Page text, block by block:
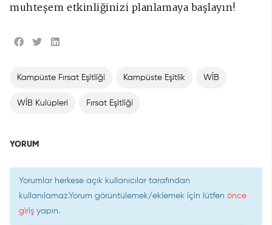
muhteşem etkinliğinizi planlamaya başlayın!
Kampüste Fırsat Eşitliği Kampüste Eşitlik WİB
WİB Kulüpleri Fırsat Eşitliği
YORUM
Yorumlar herkese açık kullanıcılar tarafından
kullanılamaz.Yorum görüntülemek/eklemek için lütfen önce
giriş yapın.